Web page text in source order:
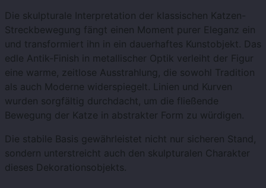
Die skulpturale Interpretation der klassischen Katzen-
Streckbewegung fängt einen Moment purer Eleganz ein
und transformiert ihn in ein dauerhaftes Kunstobjekt. Das
edle Antik-Finish in metallischer Optik verleiht der Figur
eine warme, zeitlose Ausstrahlung, die sowohl Tradition
als auch Moderne widerspiegelt. Linien und Kurven
wurden sorgfältig durchdacht, um die fließende
Bewegung der Katze in abstrakter Form zu würdigen.
Die stabile Basis gewährleistet nicht nur sicheren Stand,
sondern unterstreicht auch den skulpturalen Charakter
dieses Dekorationsobjekts.